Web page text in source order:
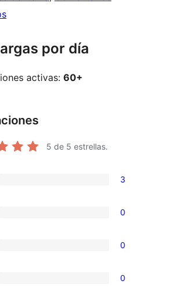
por día
activas: 60+
5 de 5 estrellas.
3
0
0
0